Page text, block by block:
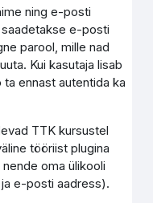
ning e-posti
e-posti
parool, mille nad
Kui kasutaja lisab
ennast autentida ka
TTK kursustel
tööriist plugina
oma ülikooli
e-posti aadress).